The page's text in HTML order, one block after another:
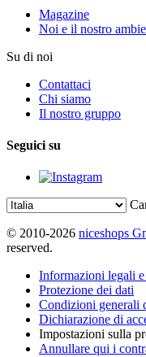
Magazine
Noi e il nostro
Su di noi
Contattaci
Chi siamo
Il nostro gruppo
Seguici su
© 2010-2026 niceshops
reserved.
Informazioni legali
Protezione dei dati
Condizioni generali
Dichiarazione di
Impostazioni sulla
Annullare qui i